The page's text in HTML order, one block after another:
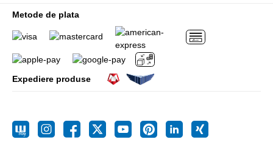
Metode de plata
Expediere produse